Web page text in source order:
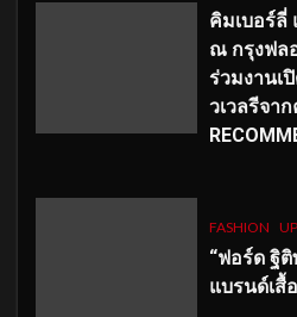
คิมเบอร์ลี่
ณ กรุงฟล
ร่วมงานเ
วเวลรีจาก
FASHION
“ฟอร์ด ฐิ
แบรนด์เสื้